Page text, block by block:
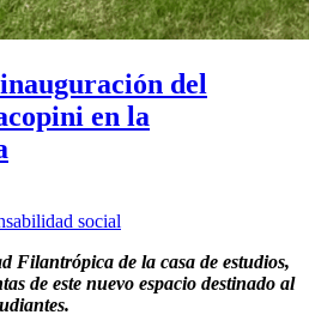
del
en la
social
Filantrópica de la casa de estudios,
de este nuevo espacio destinado al